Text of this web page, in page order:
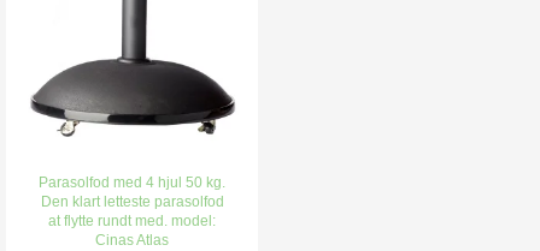
Parasolfod med 4 hjul 50 kg.
Den klart letteste parasolfod
at flytte rundt med. model:
Cinas Atlas